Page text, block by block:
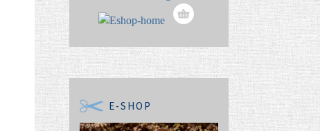
E-SHOP